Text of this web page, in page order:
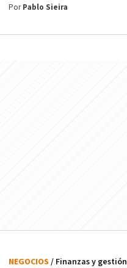
PorPablo Sieira
NEGOCIOS / Finanzas y gestión